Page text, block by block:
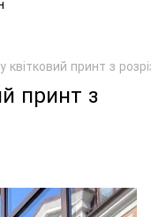
квітковий принт з
принт з